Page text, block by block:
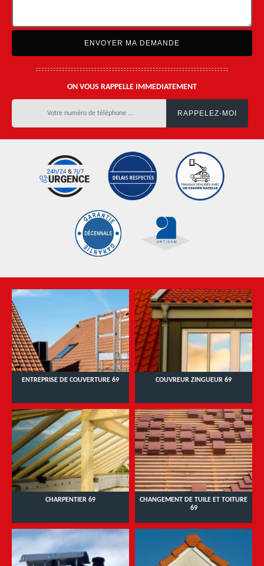
ON VOUS RAPPELLE IMMEDIATEMENT
ENTREPRISE DE COUVERTURE 69 COUVREUR ZINGUEUR 69
CHARPENTIER 69
CHANGEMENT DE TUILE ET TOITURE
69